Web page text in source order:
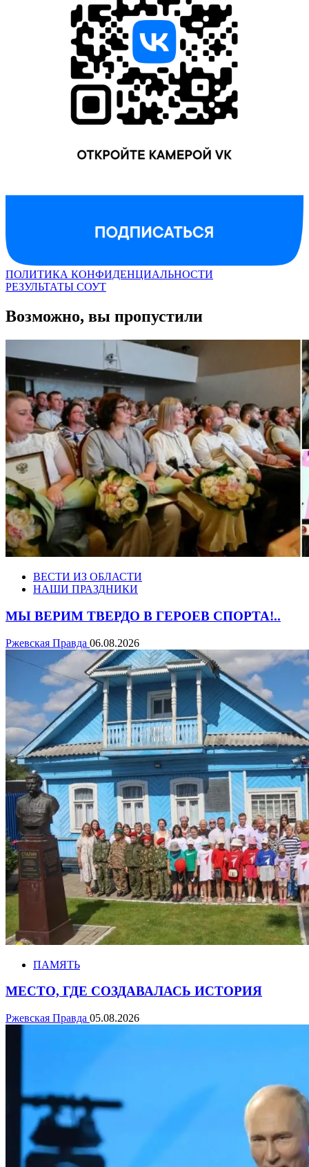
ПОЛИТИКА КОНФИДЕНЦИАЛЬНОСТИ
РЕЗУЛЬТАТЫ СОУТ
Возможно, вы пропустили
ВЕСТИ ИЗ ОБЛАСТИ
НАШИ ПРАЗДНИКИ
МЫ ВЕРИМ ТВЕРДО В ГЕРОЕВ СПОРТА!..
Ржевская Правда 06.08.2026
ПАМЯТЬ
МЕСТО, ГДЕ СОЗДАВАЛАСЬ ИСТОРИЯ
Ржевская Правда 05.08.2026